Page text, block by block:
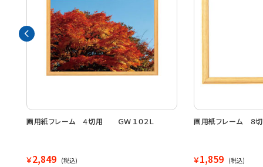
画用紙フレーム ４切用 ＧＷ１０２Ｌ
￥2,849 (税込)
画用紙フレーム ８
￥1,859 (税込)